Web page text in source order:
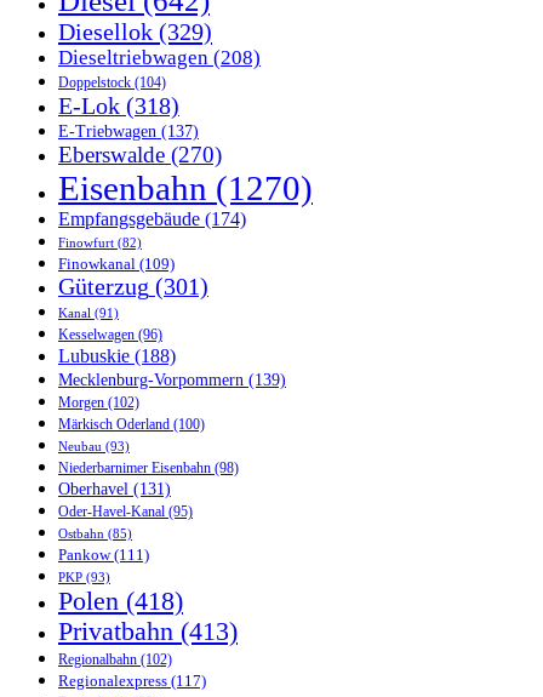
Diesellok (329)
Dieseltriebwagen (208)
Doppelstock (104)
E-Lok (318)
E-Triebwagen (137)
Eberswalde (270)
Eisenbahn (1270)
Empfangsgebäude (174)
Finowfurt (82)
Finowkanal (109)
Güterzug (301)
Kanal (91)
Kesselwagen (96)
Lubuskie (188)
Mecklenburg-Vorpommern (139)
Morgen (102)
Märkisch Oderland (100)
Neubau (93)
Niederbarnimer Eisenbahn (98)
Oberhavel (131)
Oder-Havel-Kanal (95)
Ostbahn (85)
Pankow(111)
PKP (93)
Polen (418)
Privatbahn (413)
Regionalbahn (102)
Regionalexpress (117)